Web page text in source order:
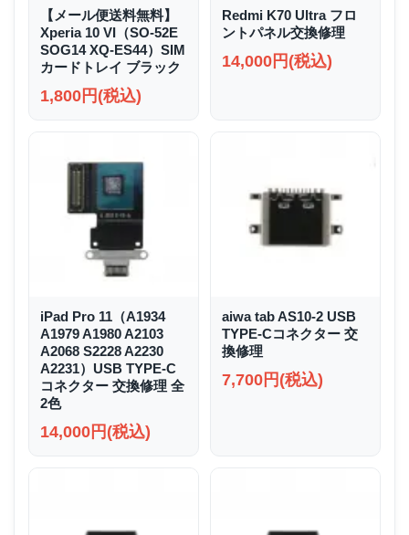
【メール便送料無料】
Xperia 10 VI（SO-52E
SOG14 XQ-ES44）SIM
カードトレイ ブラック
1,800円(税込)
Redmi K70 Ultra フロ
ントパネル交換修理
14,000円(税込)
iPad Pro 11（A1934
A1979 A1980 A2103
A2068 S2228 A2230
A2231）USB TYPE-C
コネクター 交換修理 全
2色
14,000円(税込)
aiwa tab AS10-2 USB
TYPE-Cコネクター 交
換修理
7,700円(税込)